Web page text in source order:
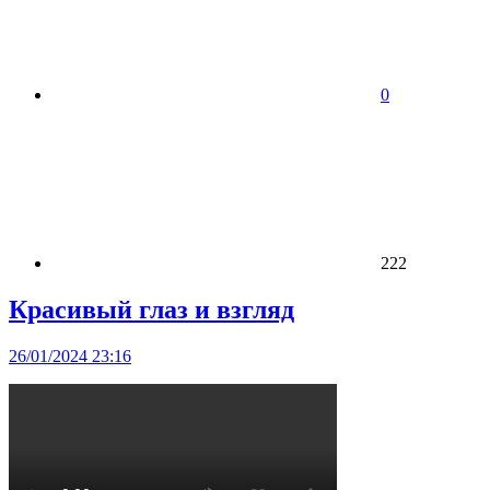
0
222
Красивый глаз и взгляд
26/01/2024 23:16